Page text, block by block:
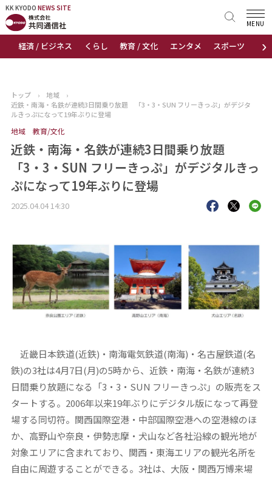
KK KYODO NEWS SITE
›
経済 / ビジネス くらし 教育 / 文化 エンタメ スポーツ 地域
MENU
KK KYODONEWS SITE
トップページ
ニュース
おすすめコンテンツ
出版物
会社概要
トップ › 地域
›
近鉄・南海・名鉄が連続3日間乗り放題 「3・3・SUN フリーきっぷ」がデジタ
ルきっぷになって19年ぶりに登場
地域 教育/文化
近鉄・南海・名鉄が連続3日間乗り放題
「3・3・SUN フリーきっぷ」がデジタルきっ
ぷになって19年ぶりに登場
2025.04.04 14:30
近畿日本鉄道(近鉄)・南海電気鉄道(南海)・名古屋鉄道(名
鉄)の3社は4月7日(月)の5時から、近鉄・南海・名鉄が連続3
日間乗り放題になる「3・3・SUN フリーきっぷ」の販売をス
タートする。2006年以来19年ぶりにデジタル版になって再登
場する同切符。関西国際空港・中部国際空港への空港線のほ
か、高野山や奈良・伊勢志摩・犬山など各社沿線の観光地が
対象エリアに含まれており、関西・東海エリアの観光名所を
自由に周遊することができる。3社は、大阪・関西万博来場